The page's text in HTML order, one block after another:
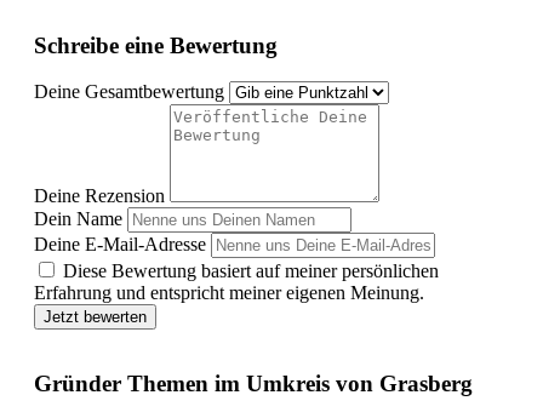
Schreibe eine Bewertung
Deine Gesamtbewertung
Deine Rezension
Dein Name
Deine E-Mail-Adresse
Diese Bewertung basiert auf meiner persönlichen
Erfahrung und entspricht meiner eigenen Meinung.
Jetzt bewerten
Gründer Themen im Umkreis von Grasberg